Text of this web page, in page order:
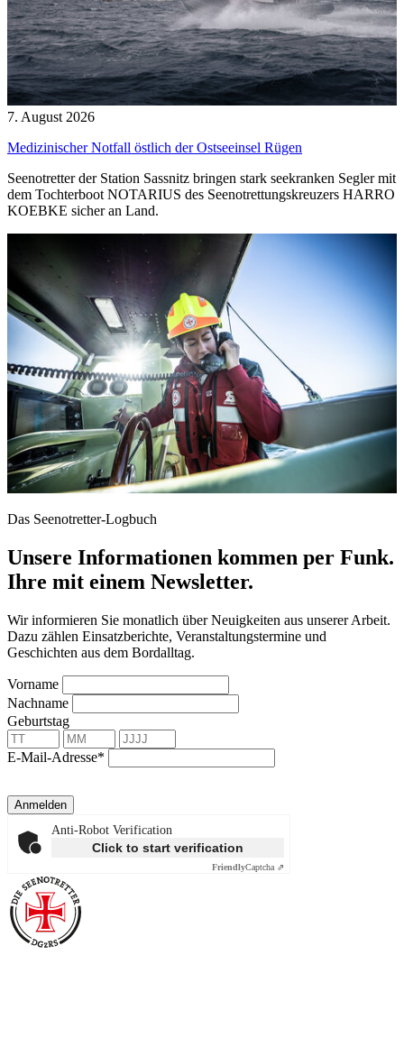
7. August 2026
Medizinischer Notfall östlich der Ostseeinsel Rügen
Seenotretter der Station Sassnitz bringen stark seekranken Segler mit
dem Tochterboot NOTARIUS des Seenotrettungskreuzers HARRO
KOEBKE sicher an Land.
Das Seenotretter-Logbuch
Unsere Informationen kommen per Funk.
Ihre mit einem Newsletter.
Wir informieren Sie monatlich über Neuigkeiten aus unserer Arbeit.
Dazu zählen Einsatzberichte, Veranstaltungstermine und
Geschichten aus dem Bordalltag.
Vorname
Nachname
Geburtstag
E-Mail-Adresse*
Anmelden
Anti-Robot Verification
Click to start verification
FriendlyCaptcha ⇗